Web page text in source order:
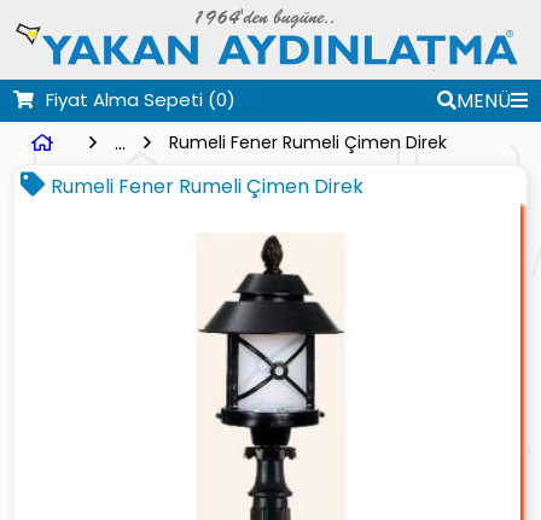
Fiyat Alma Sepeti (0)
MENÜ
...
Rumeli Fener Rumeli Çimen Direk
Rumeli Fener Rumeli Çimen Direk